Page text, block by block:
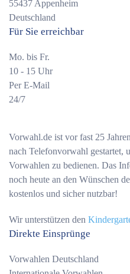
55437 Appenheim
Deutschland
Für Sie erreichbar
Mo. bis Fr.
10 - 15 Uhr
Per E-Mail
24/7
Vorwahl.de ist vor fast 25
nach Telefonvorwahl gestartet,
Vorwahlen zu bedienen. Das
noch heute an den Wünschen
kostenlos und sicher nutzbar!
Wir unterstützen den
Direkte Einsprünge
Vorwahlen Deutschland